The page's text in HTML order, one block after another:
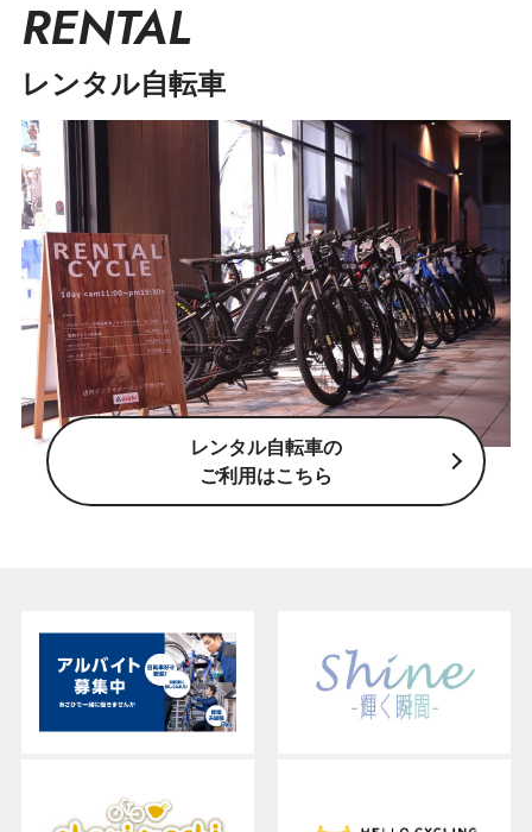
RENTAL
レンタル自転車
レンタル自転車の
ご利用はこちら